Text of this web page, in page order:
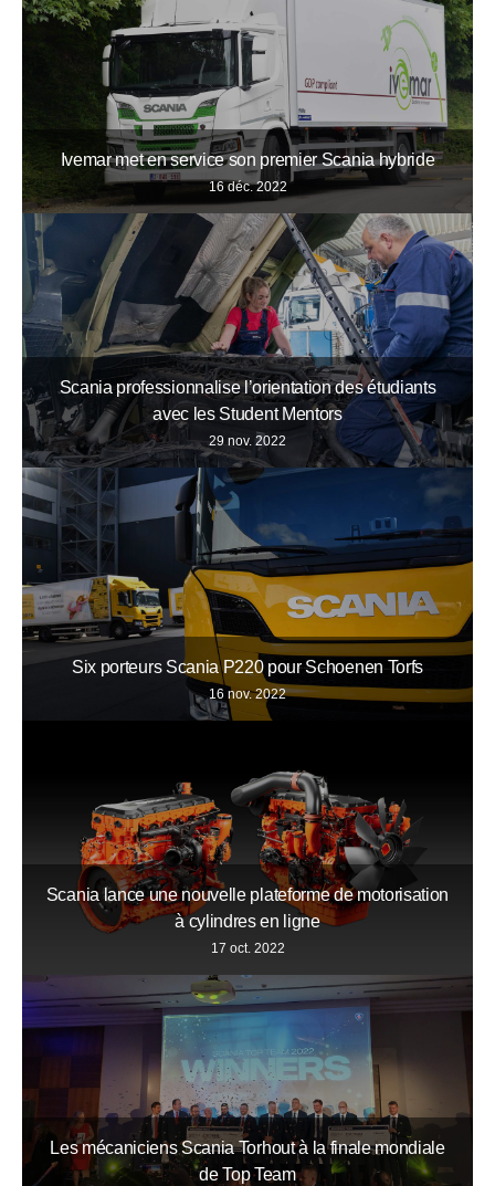
Ivemar met en service son premier Scania hybride
16 déc. 2022
Scania professionnalise l’orientation des étudiants
avec les Student Mentors
29 nov. 2022
Six porteurs Scania P220 pour Schoenen Torfs
16 nov. 2022
Scania lance une nouvelle plateforme de motorisation
à cylindres en ligne
17 oct. 2022
Les mécaniciens Scania Torhout à la finale mondiale
de Top Team